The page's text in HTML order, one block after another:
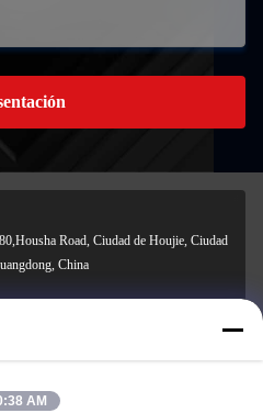
Road, Ciudad de Houjie, Ciudad
China
AM